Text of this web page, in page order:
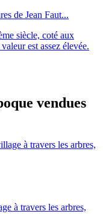
de Jean Faut...
siècle, coté aux
est assez élevée.
vendues
à travers les arbres,